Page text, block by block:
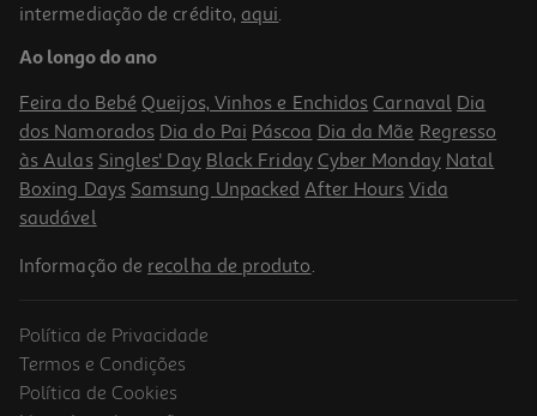
Comida Coelho Versele Laga Cuni Junior 1750g
12.31 €/Kg
21,55 €
intermediação de crédito, aqui.
Ao longo do ano
Feira do Bebé Queijos, Vinhos e Enchidos Carnaval Dia
dos Namorados Dia do Pai Páscoa Dia da Mãe Regresso
às Aulas Singles' Day Black Friday Cyber Monday Natal
Boxing Days Samsung Unpacked After Hours Vida
saudável
Informação de recolha de produto.
Política de Privacidade
Termos e Condições
Política de Cookies